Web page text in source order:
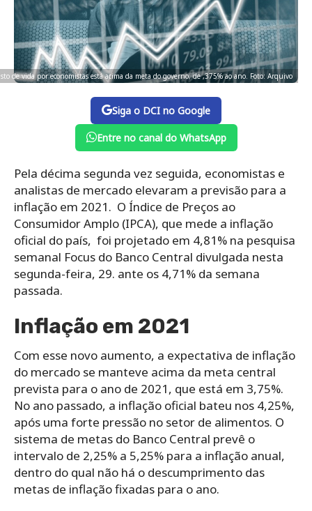
de vida por economistas está acima da meta do governo, de ,375% ao ano. Foto: Arquivo
Siga o DCI no Google
Entre no canal do WhatsApp
Pela décima segunda vez seguida, economistas e
analistas de mercado elevaram a previsão para a
inflação em 2021. O Índice de Preços ao
Consumidor Amplo (IPCA), que mede a inflação
oficial do país, foi projetado em 4,81% na pesquisa
semanal Focus do Banco Central divulgada nesta
segunda-feira, 29. ante os 4,71% da semana
passada.
Inflação em 2021
Com esse novo aumento, a expectativa de inflação
do mercado se manteve acima da meta central
prevista para o ano de 2021, que está em 3,75%.
No ano passado, a inflação oficial bateu nos 4,25%,
após uma forte pressão no setor de alimentos. O
sistema de metas do Banco Central prevê o
intervalo de 2,25% a 5,25% para a inflação anual,
dentro do qual não há o descumprimento das
metas de inflação fixadas para o ano.